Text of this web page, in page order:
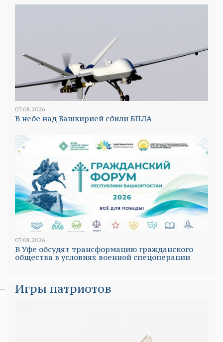
07.08.2026
В небе над Башкирией сбили БПЛА
07.08.2026
В Уфе обсудят трансформацию гражданского
общества в условиях военной спецоперации
Игры патриотов